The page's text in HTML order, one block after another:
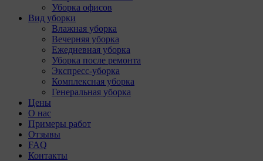
Уборка офисов
Вид уборки
Влажная уборка
Вечерняя уборка
Ежедневная уборка
Уборка после ремонта
Экспресс-уборка
Комплексная уборка
Генеральная уборка
Цены
О нас
Примеры работ
Отзывы
FAQ
Контакты